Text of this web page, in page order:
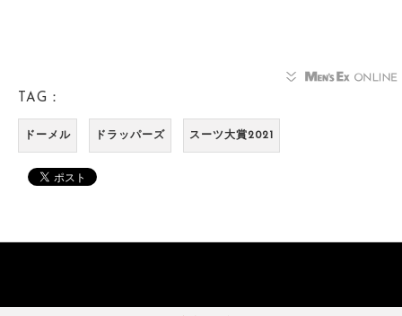
TAG：
ドーメル ドラッパーズ スーツ大賞2021